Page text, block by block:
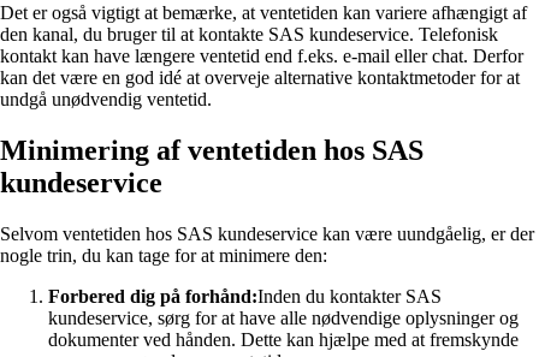
Det er også vigtigt at bemærke, at ventetiden kan variere afhængigt af
den kanal, du bruger til at kontakte SAS kundeservice. Telefonisk
kontakt kan have længere ventetid end f.eks. e-mail eller chat. Derfor
kan det være en god idé at overveje alternative kontaktmetoder for at
undgå unødvendig ventetid.
Minimering af ventetiden hos SAS
kundeservice
Selvom ventetiden hos SAS kundeservice kan være uundgåelig, er der
nogle trin, du kan tage for at minimere den:
Forbered dig på forhånd:Inden du kontakter SAS
kundeservice, sørg for at have alle nødvendige oplysninger og
dokumenter ved hånden. Dette kan hjælpe med at fremskynde